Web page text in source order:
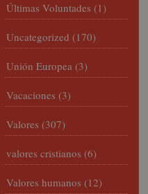
Últimas Voluntades (1)
Uncategorized (170)
Unión Europea (3)
Vacaciones (3)
Valores (307)
valores cristianos (6)
Valores humanos (12)